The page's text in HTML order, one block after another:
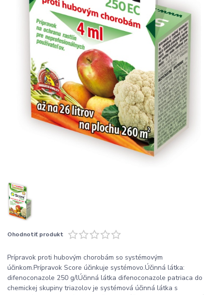
Ohodnotiť produkt
Prípravok proti hubovým chorobám so systémovým
účinkom.Prípravok Score účinkuje systémovo.Účinná látka:
difenoconazole 250 g/lÚčinná látka difenoconazole patriaca do
chemickej skupiny triazolov je systémová účinná látka s